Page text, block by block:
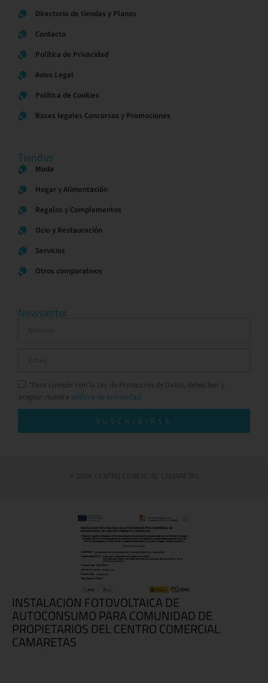
Directorio de tiendas y Planos
Contacto
Política de Privacidad
Aviso Legal
Política de Cookies
Bases legales Concursos y Promociones
Tiendas
Moda
Hogar y Alimentación
Regalos y Complementos
Ocio y Restauración
Servicios
Otros comparativos
Newsletter
*Para cumplir con la Ley de Protección de Datos, debes leer y
aceptar nuestra política de privacidad.
SUSCRIBIRSE
© 2026 CENTRO COMERCIAL CAMARETAS
INSTALACION FOTOVOLTAICA DE
AUTOCONSUMO PARA COMUNIDAD DE
PROPIETARIOS DEL CENTRO COMERCIAL
CAMARETAS